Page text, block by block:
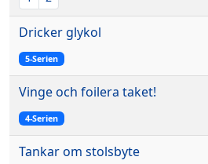
Dricker glykol
5-Serien
Vinge och foilera taket!
4-Serien
Tankar om stolsbyte